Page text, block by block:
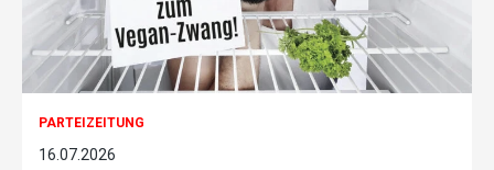
PARTEIZEITUNG
16.07.2026